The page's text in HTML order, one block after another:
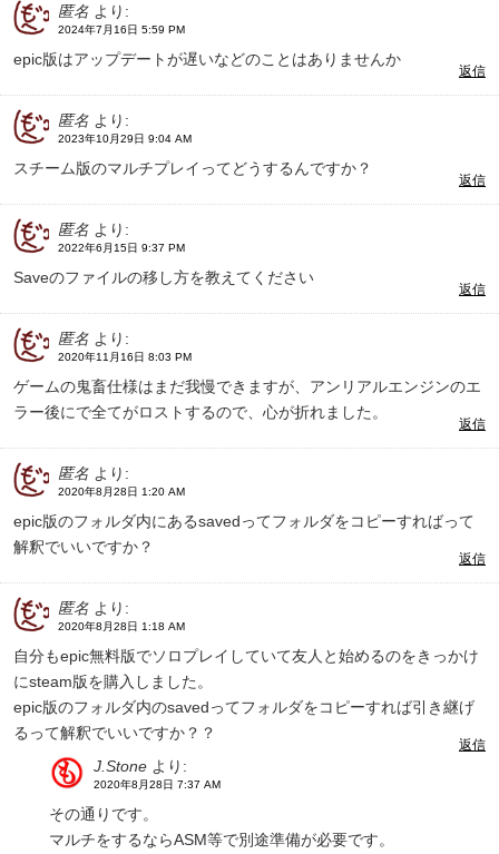
匿名 より:
2024年7月16日 5:59 PM
epic版はアップデートが遅いなどのことはありませんか
返信
匿名 より:
2023年10月29日 9:04 AM
スチーム版のマルチプレイってどうするんですか？
返信
匿名 より:
2022年6月15日 9:37 PM
Saveのファイルの移し方を教えてください
返信
匿名 より:
2020年11月16日 8:03 PM
ゲームの鬼畜仕様はまだ我慢できますが、アンリアルエンジンのエ
ラー後にで全てがロストするので、心が折れました。
返信
匿名 より:
2020年8月28日 1:20 AM
epic版のフォルダ内にあるsavedってフォルダをコピーすればって
解釈でいいですか？
返信
匿名 より:
2020年8月28日 1:18 AM
自分もepic無料版でソロプレイしていて友人と始めるのをきっかけ
にsteam版を購入しました。
epic版のフォルダ内のsavedってフォルダをコピーすれば引き継げ
るって解釈でいいですか？？
返信
J.Stone より:
2020年8月28日 7:37 AM
その通りです。
マルチをするならASM等で別途準備が必要です。